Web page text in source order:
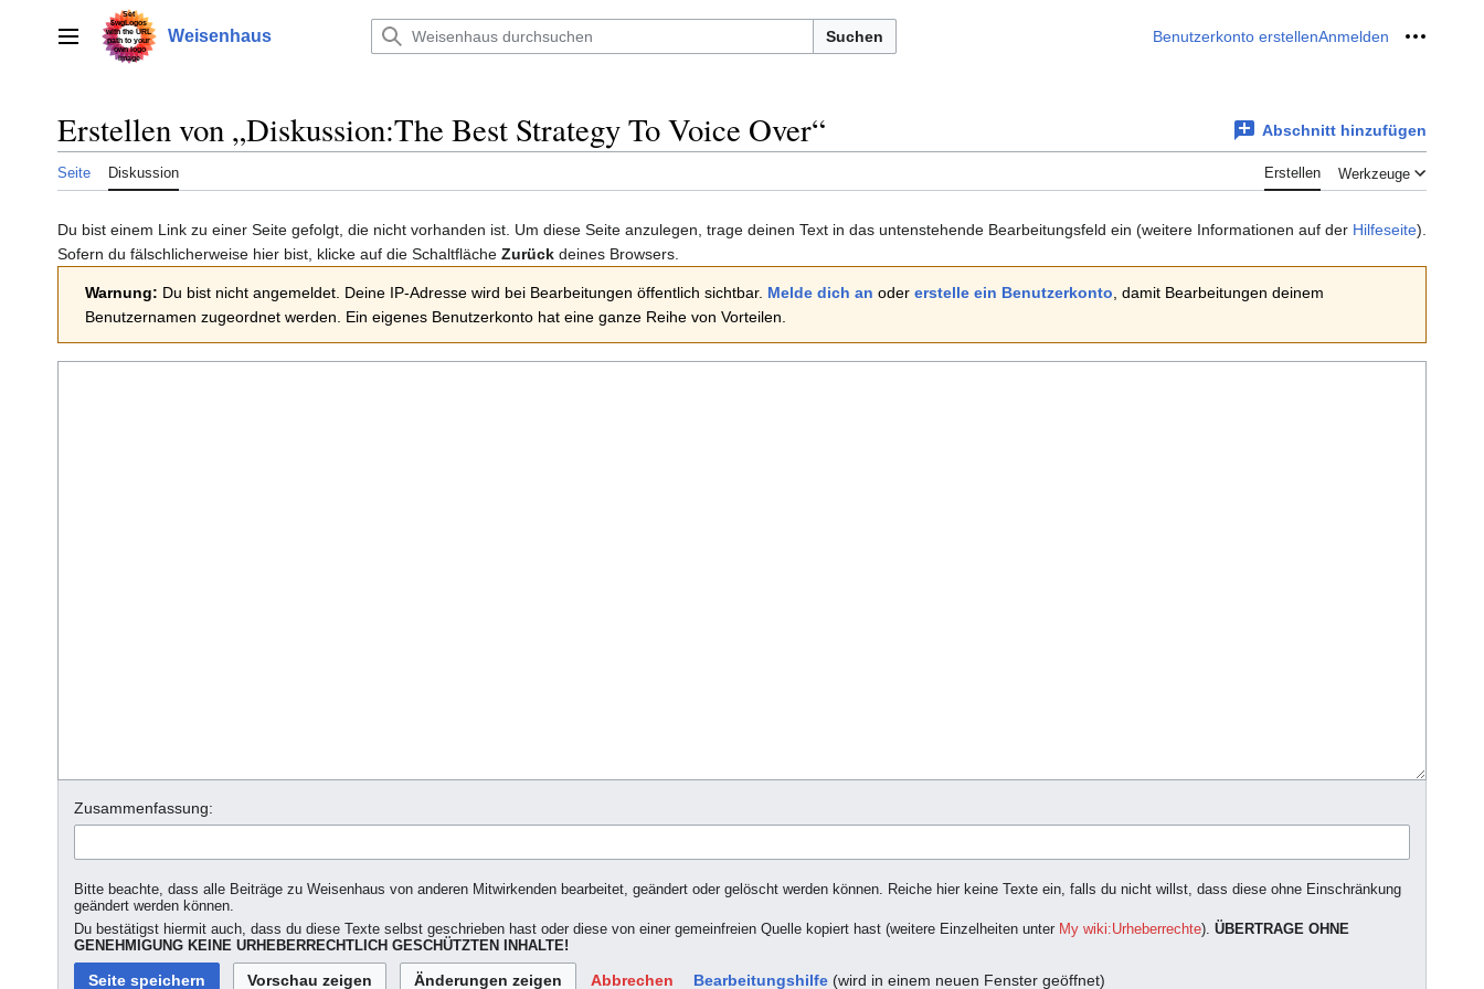
springenHauptmenü Weisenhaus Suchen Benutzerkonto erstellenAnmelden Meine
Erstellen von „Diskussion:The Best Strategy To Voice Over“ Abschnitt hinzufügen
Seite Diskussion Erstellen Werkzeuge
Du bist einem Link zu einer Seite gefolgt, die nicht vorhanden ist. Um diese Seite anzulegen, trage deinen Text in das untenstehende Bearbeitungsfeld ein (weitere Informationen auf der Hilfeseite).
Sofern du fälschlicherweise hier bist, klicke auf die Schaltfläche Zurück deines Browsers.
Warnung: Du bist nicht angemeldet. Deine IP-Adresse wird bei Bearbeitungen öffentlich sichtbar. Melde dich an oder erstelle ein Benutzerkonto , damit Bearbeitungen deinem
Benutzernamen zugeordnet werden. Ein eigenes Benutzerkonto hat eine ganze Reihe von Vorteilen.
Zusammenfassung:
Bitte beachte, dass alle Beiträge zu Weisenhaus von anderen Mitwirkenden bearbeitet, geändert oder gelöscht werden können. Reiche hier keine Texte ein, falls du nicht willst, dass diese ohne Einschränkung
geändert werden können.
Du bestätigst hiermit auch, dass du diese Texte selbst geschrieben hast oder diese von einer gemeinfreien Quelle kopiert hast (weitere Einzelheiten unter My wiki:Urheberrechte). ÜBERTRAGE OHNE
GENEHMIGUNG KEINE URHEBERRECHTLICH GESCHÜTZTEN INHALTE!
Abbrechen Bearbeitungshilfe (wird in einem neuen Fenster geöffnet)